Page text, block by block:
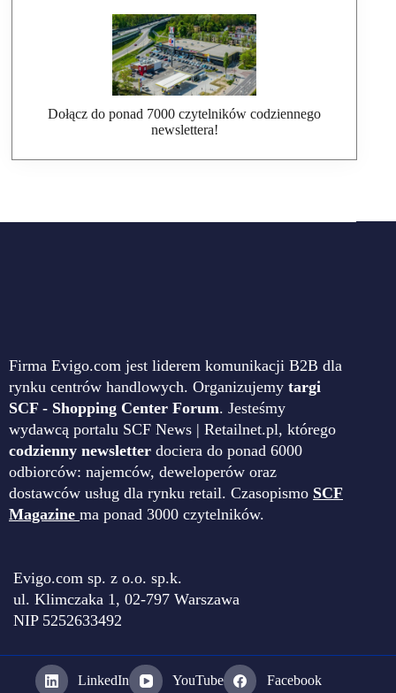
Dołącz do ponad 7000 czytelników codziennego
newslettera!
Firma Evigo.com jest liderem komunikacji B2B dla
rynku centrów handlowych. Organizujemy targi
SCF - Shopping Center Forum. Jesteśmy
wydawcą portalu SCF News | Retailnet.pl, którego
codzienny newsletter dociera do ponad 6000
odbiorców: najemców, deweloperów oraz
dostawców usług dla rynku retail. Czasopismo SCF
Magazine ma ponad 3000 czytelników.
Evigo.com sp. z o.o. sp.k.
ul. Klimczaka 1, 02-797 Warszawa
NIP 5252633492
LinkedIn YouTube Facebook